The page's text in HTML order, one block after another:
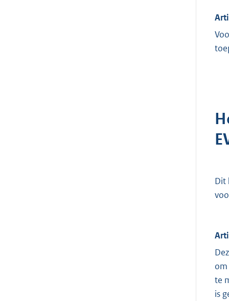
Dit
te
is